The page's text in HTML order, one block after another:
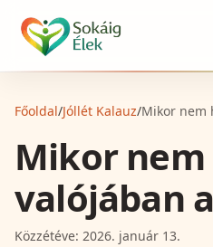
Főoldal/Jóllét Kalauz/Mikor nem
Mikor
valójában
Közzétéve: 2026. január 13.